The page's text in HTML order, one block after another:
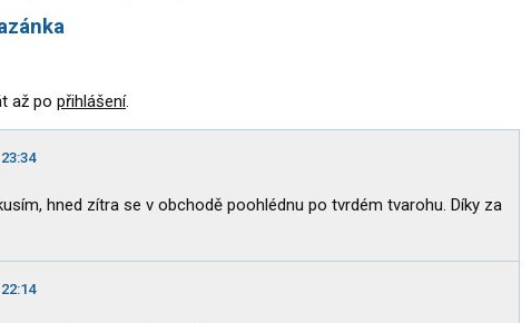
až po přihlášení.
hned zítra se v obchodě poohlédnu po tvrdém tvarohu. Díky za